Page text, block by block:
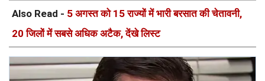
Also Read - 5 अगस्त को 15 राज्यों में भारी बरसात की चेतावनी,
20 जिलों में सबसे अधिक अटैक, देंखे लिस्ट